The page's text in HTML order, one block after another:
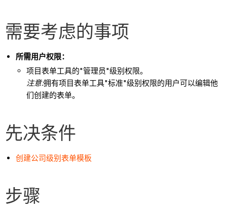
需要考虑的事项
所需用户权限：
项目表单工具的"管理员"级别权限。
注意:拥有项目表单工具"标准"级别权限的用户可以编辑他
们创建的表单。
先决条件
创建公司级别表单模板
步骤